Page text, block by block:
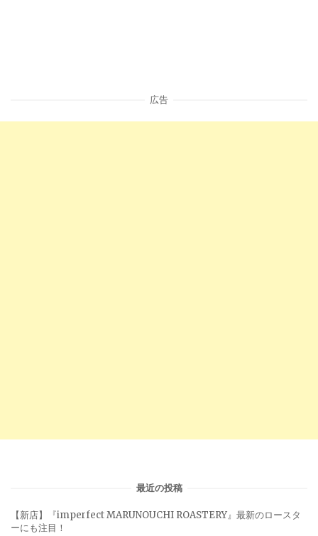
広告
最近の投稿
【新店】『imperfect MARUNOUCHI ROASTERY』最新のロースタ
ーにも注目！